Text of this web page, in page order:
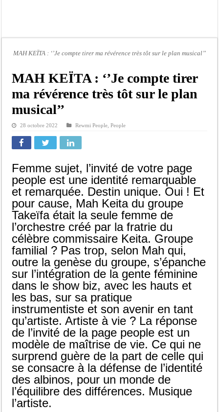
Assemblée nationale : une session extraordinaire convoquée sur les
Chavirement d’une pirogue à Djibonker: une fillette décède, des rescapés dans
Hajj 2027 : le RENOPHUS lance officiellement les préparatifs sous l’égide de
Kamb, l’Inspecteur de la jeunesse et des sports Guéladio Ba en tournée, un
MAH KEÏTA : ‘’Je compte tirer ma révérence très tôt sur le plan musical’’
MAH KEÏTA : ‘’Je compte tirer
ma révérence très tôt sur le plan
musical’’
28 octobre 2022 Rewmi People ,People
Femme sujet, l’invité de votre page
people est une identité remarquable
et remarquée. Destin unique. Oui ! Et
pour cause, Mah Keita du groupe
Takeïfa était la seule femme de
l’orchestre créé par la fratrie du
célèbre commissaire Keita. Groupe
familial ? Pas trop, selon Mah qui,
outre la genèse du groupe, s’épanche
sur l’intégration de la gente féminine
dans le show biz, avec les hauts et
les bas, sur sa pratique
instrumentiste et son avenir en tant
qu’artiste. Artiste à vie ? La réponse
de l’invité de la page people est un
modèle de maîtrise de vie. Ce qui ne
surprend guère de la part de celle qui
se consacre à la défense de l’identité
des albinos, pour un monde de
l’équilibre des différences. Musique
l’artiste.